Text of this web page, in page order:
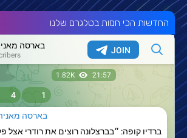
החדשות הכי חמות בטלגרם שלנו